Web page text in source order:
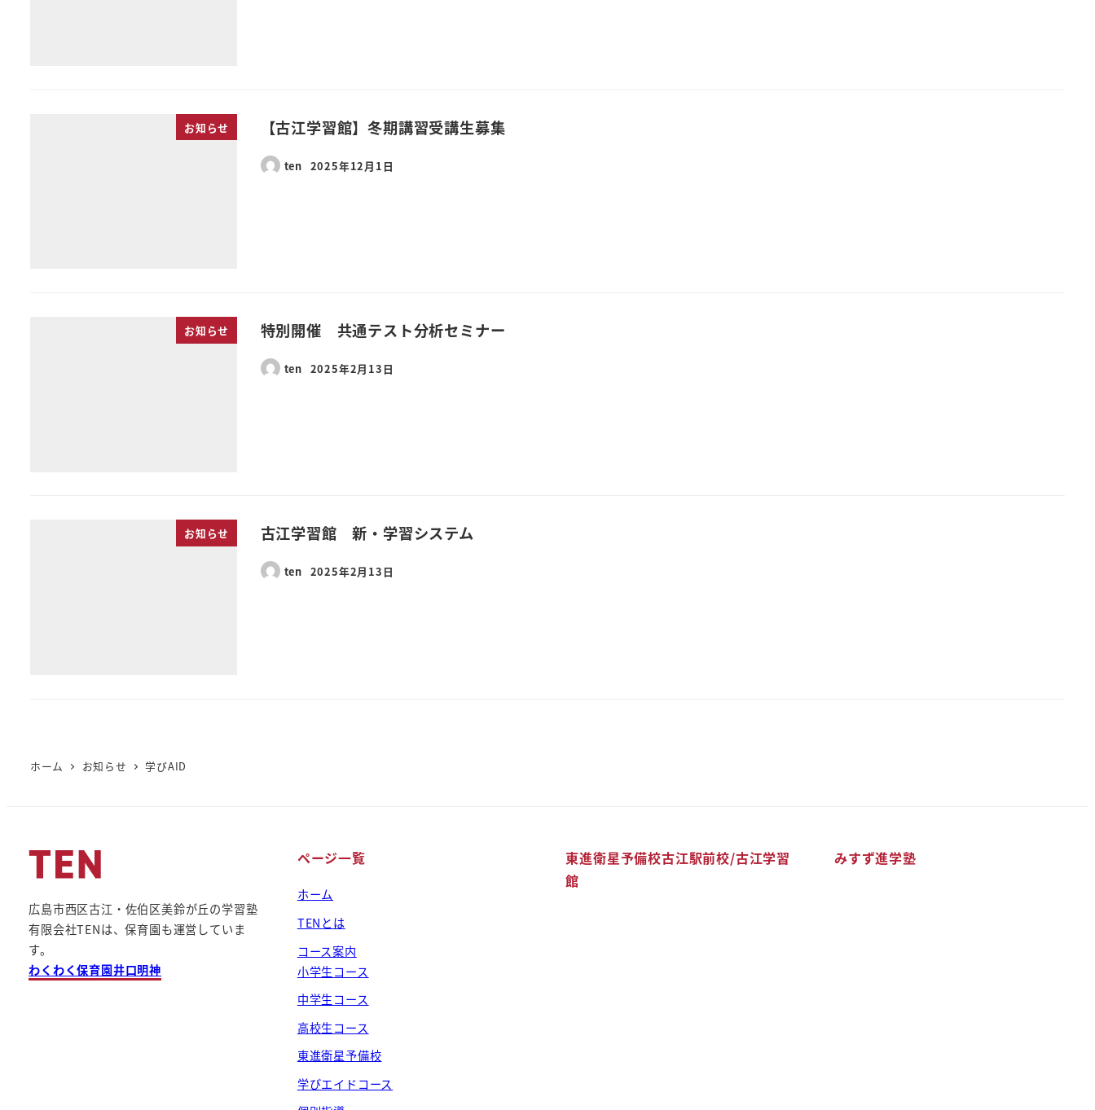
お知らせ 【古江学習館】冬期講習受講生募集
ten 2025年12月1日
お知らせ 特別開催 共通テスト分析セミナー
ten 2025年2月13日
お知らせ 古江学習館 新・学習システム
ten 2025年2月13日
ホーム お知らせ 学びAID
広島市西区古江・佐伯区美鈴が丘の学習塾
有限会社TENは、保育園も運営していま
す。
わくわく保育園井口明神
ページ一覧
ホーム
TENとは
コース案内
小学生コース
中学生コース
高校生コース
東進衛星予備校
学びエイドコース
東進衛星予備校古江駅前校/古江学習
館
みすず進学塾